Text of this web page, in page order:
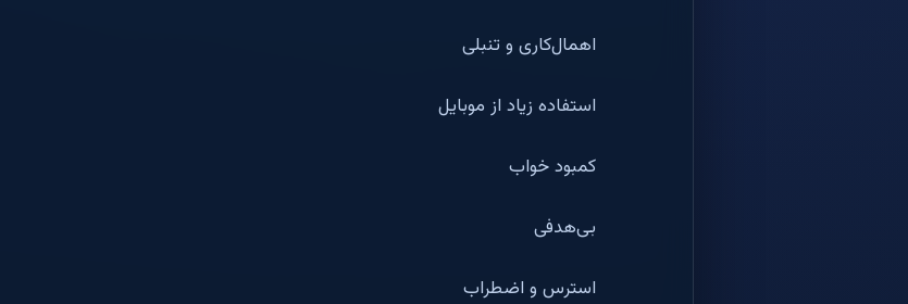
اهمال‌کاری و تنبلی
استفاده زیاد از موبایل
کمبود خواب
بی‌هدفی
استرس و اضطراب